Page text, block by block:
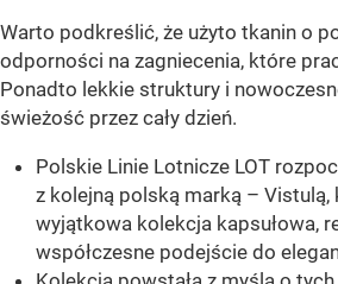
Warto podkreślić, że użyto tkanin o
odporności na zagniecenia, które
Ponadto lekkie struktury i
świeżość przez cały dzień.
Polskie Linie Lotnicze LOT
z kolejną polską marką –
wyjątkowa kolekcja kapsułowa,
współczesne podejście do